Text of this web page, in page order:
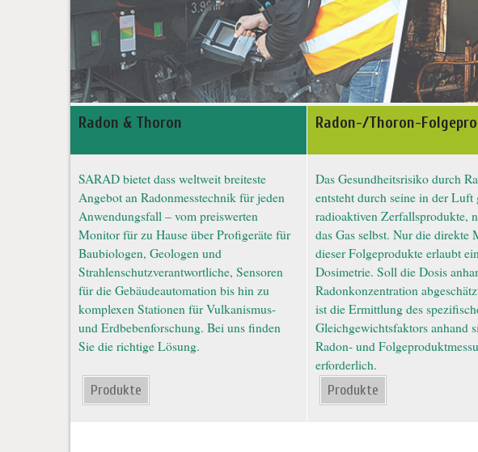
Radon & Thoron
SARAD bietet dass weltweit breiteste
Angebot an Radonmesstechnik für jeden
Anwendungsfall – vom preiswerten
Monitor für zu Hause über Profigeräte für
Baubiologen, Geologen und
Strahlenschutzverantwortliche, Sensoren
für die Gebäudeautomation bis hin zu
komplexen Stationen für Vulkanismus-
und Erdbebenforschung. Bei uns finden
Sie die richtige Lösung.
Produkte
Radon-/Thoron-
Das Gesundheitsrisiko durch
entsteht durch seine in der Luft
radioaktiven Zerfallsprodukte,
das Gas selbst. Nur die direkte
dieser Folgeprodukte erlaubt
Dosimetrie. Soll die Dosis
Radonkonzentration
ist die Ermittlung des
Gleichgewichtsfaktors anhand
Radon- und
erforderlich.
Produkte